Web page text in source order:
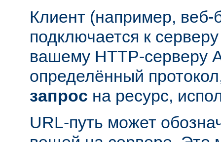
Клиент (например, веб-
подключается к
вашему HTTP-серверу
определённый
запрос на ресурс,
URL-путь может